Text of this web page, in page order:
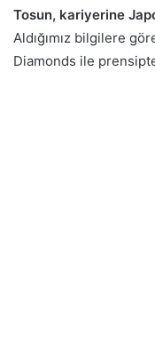
Tosun, kariyerine
Aldığımız bilgilere
Diamonds ile